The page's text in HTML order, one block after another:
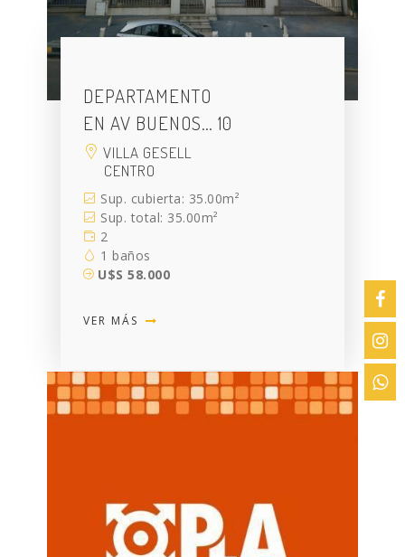
DEPARTAMENTO
EN AV BUENOS… 10
VILLA GESELL
CENTRO
Sup. cubierta: 35.00m²
Sup. total: 35.00m²
2
1 baños
U$S 58.000
VER MÁS